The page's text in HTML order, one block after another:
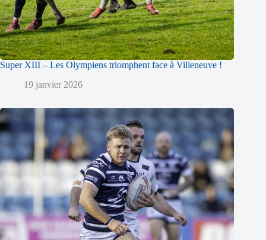
Super XIII – Les Olympiens triomphent face à Villeneuve !
19 janvier 2026